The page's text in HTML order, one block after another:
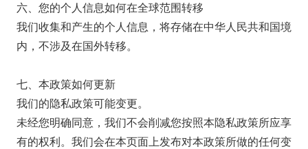
六、您的个人信息如何在全球范围转移
我们收集和产生的个人信息，将存储在中华人民共和国境
内，不涉及在国外转移。
七、本政策如何更新
我们的隐私政策可能变更。
未经您明确同意，我们不会削减您按照本隐私政策所应享
有的权利。我们会在本页面上发布对本政策所做的任何变